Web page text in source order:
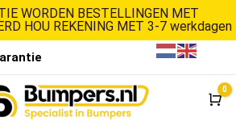
WORDEN BESTELLINGEN MET
HOU REKENING MET 3-7 werkdagen
De
0